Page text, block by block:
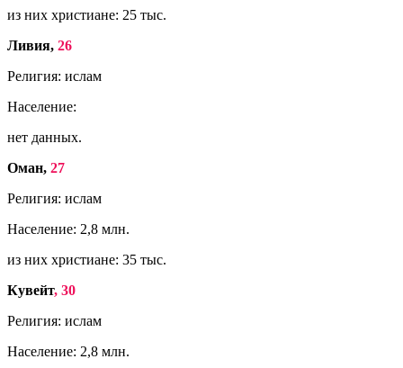
из них христиане: 25 тыс.
Ливия, 26
Религия: ислам
Население:
нет данных.
Оман, 27
Религия: ислам
Население: 2,8 млн.
из них христиане: 35 тыс.
Кувейт, 30
Религия: ислам
Население: 2,8 млн.